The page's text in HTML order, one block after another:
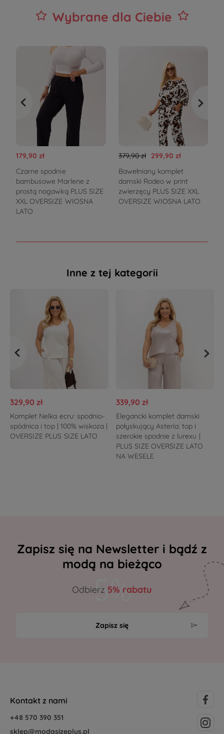
Wybrane dla Ciebie
179,90 zł
Czarne spodnie
bambusowe Marlene z
prostą nogawką PLUS SIZE
XXL OVERSIZE WIOSNA
LATO
379,90 zł
299,90 zł
Bawełniany komplet
damski Rodeo w print
zwierzęcy PLUS SIZE XXL
OVERSIZE WIOSNA LATO
Inne z tej kategorii
329,90 zł
Komplet Nelka ecru: spodnio-
spódnica i top | 100% wiskoza |
OVERSIZE PLUS SIZE LATO
339,90 zł
Elegancki komplet damski
połyskujący Asteria: top i
szerokie spodnie z lurexu |
PLUS SIZE OVERSIZE LATO
NA WESELE
Zapisz się na Newsletter i bądź z
modą na bieżąco
Odbierz 5% rabatu
Zapisz się
Kontakt z nami
+48 570 390 351
sklep@modasizeplus.pl